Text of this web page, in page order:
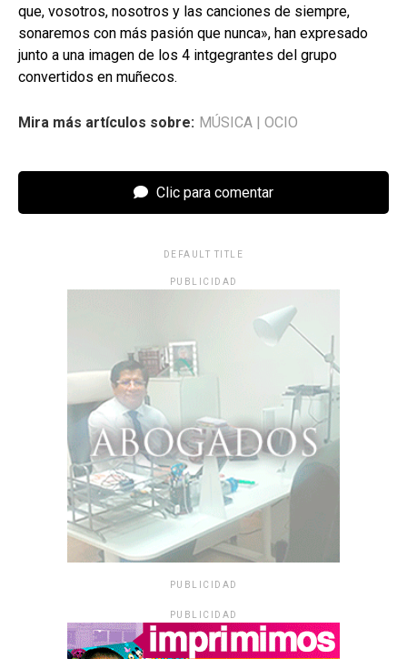
que, vosotros, nosotros y las canciones de siempre,
sonaremos con más pasión que nunca», han expresado
junto a una imagen de los 4 intgegrantes del grupo
convertidos en muñecos.
Mira más artículos sobre: MÚSICA OCIO
Clic para comentar
DEFAULT TITLE
PUBLICIDAD
PUBLICIDAD
PUBLICIDAD